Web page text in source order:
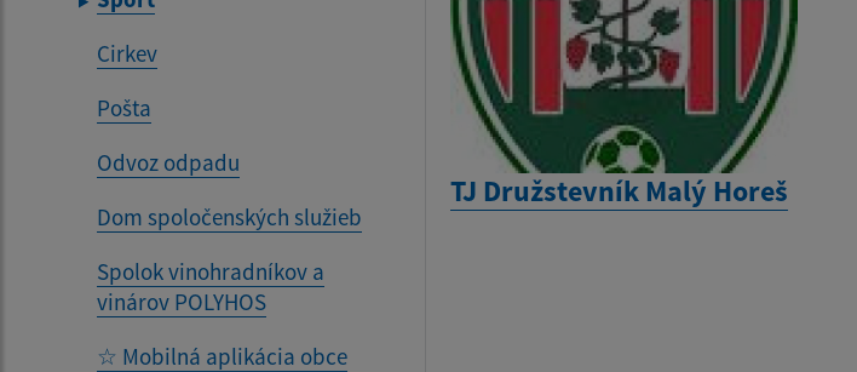
Cirkev
Pošta
Odvoz odpadu
Dom spoločenských služieb
Spolok vinohradníkov a
vinárov POLYHOS
☆ Mobilná aplikácia obce
TJ Družstevník Malý Horeš